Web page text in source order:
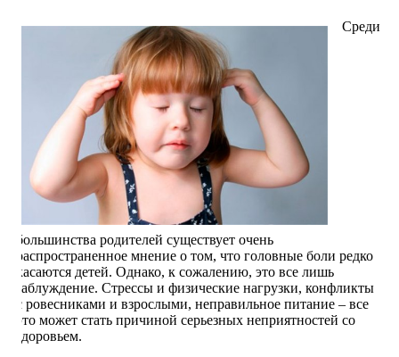
Среди
большинства родителей существует очень
распространенное мнение о том, что головные боли редко
касаются детей. Однако, к сожалению, это все лишь
заблуждение. Стрессы и физические нагрузки, конфликты
с ровесниками и взрослыми, неправильное питание – все
это может стать причиной серьезных неприятностей со
здоровьем.